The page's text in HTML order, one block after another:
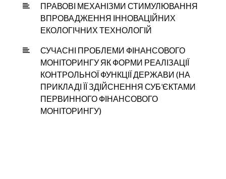
ПРАВОВІ МЕХАНІЗМИ СТИМУЛЮВАННЯ
ВПРОВАДЖЕННЯ ІННОВАЦІЙНИХ
ЕКОЛОГІЧНИХ ТЕХНОЛОГІЙ
СУЧАСНІ ПРОБЛЕМИ ФІНАНСОВОГО
МОНІТОРИНГУ ЯК ФОРМИ РЕАЛІЗАЦІЇ
КОНТРОЛЬНОЇ ФУНКЦІЇ ДЕРЖАВИ (НА
ПРИКЛАДІ ЇЇ ЗДІЙСНЕННЯ СУБ’ЄКТАМИ
ПЕРВИННОГО ФІНАНСОВОГО
МОНІТОРИНГУ)